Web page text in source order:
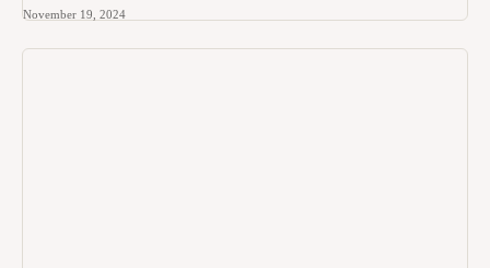
November 19, 2024